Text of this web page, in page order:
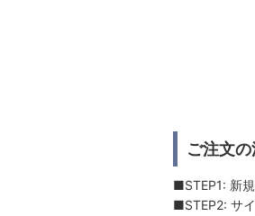
ご注文
■STEP1: 新
■STEP2: サ